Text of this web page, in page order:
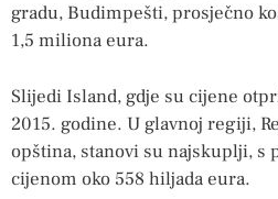
gradu, Budimpešti, prosječno
1,5 miliona eura.
Slijedi Island, gdje su cijene
2015. godine. U glavnoj regiji,
opština, stanovi su najskuplji, s
cijenom oko 558 hiljada eura.